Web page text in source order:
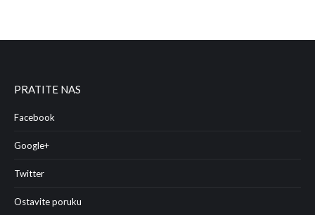
PRATITE NAS
Facebook
Google+
Twitter
Ostavite poruku